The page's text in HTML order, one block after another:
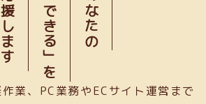
あなたの
「できる」を
応援します
業、PC業務やECサイト運営まで